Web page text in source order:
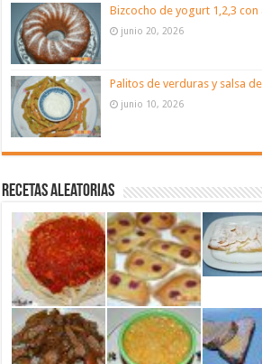
Bizcocho de yogurt 1,2,3
junio 20, 2026
Palitos de verduras y salsa
junio 10, 2026
Recetas aleatorias